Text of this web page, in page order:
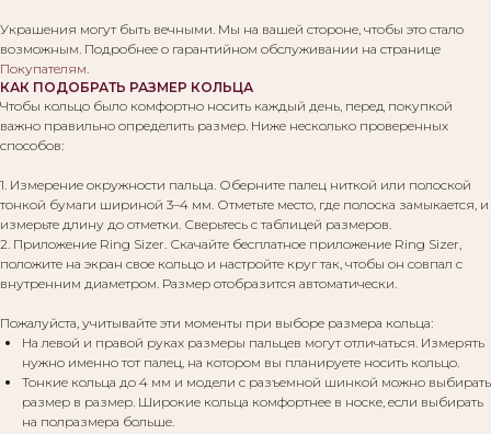
Украшения могут быть вечными. Мы на вашей стороне, чтобы это стало
возможным. Подробнее о гарантийном обслуживании на странице
Покупателям.
КАК ПОДОБРАТЬ РАЗМЕР КОЛЬЦА
Чтобы кольцо было комфортно носить каждый день, перед покупкой
важно правильно определить размер. Ниже несколько проверенных
способов:
1. Измерение окружности пальца. Оберните палец ниткой или полоской
тонкой бумаги шириной 3–4 мм. Отметьте место, где полоска замыкается, и
измерьте длину до отметки. Сверьтесь с таблицей размеров.
2. Приложение Ring Sizer. Скачайте бесплатное приложение Ring Sizer,
положите на экран свое кольцо и настройте круг так, чтобы он совпал с
внутренним диаметром. Размер отобразится автоматически.
Пожалуйста, учитывайте эти моменты при выборе размера кольца:
На левой и правой руках размеры пальцев могут отличаться. Измерять
нужно именно тот палец, на котором вы планируете носить кольцо.
Тонкие кольца до 4 мм и модели с разъемной шинкой можно выбирать
размер в размер. Широкие кольца комфортнее в носке, если выбирать
на полразмера больше.